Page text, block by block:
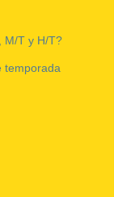
M/T y H/T?
temporada